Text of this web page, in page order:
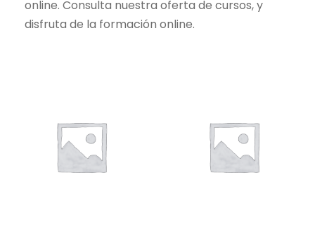
online. Consulta nuestra oferta de cursos, y
disfruta de la formación online.